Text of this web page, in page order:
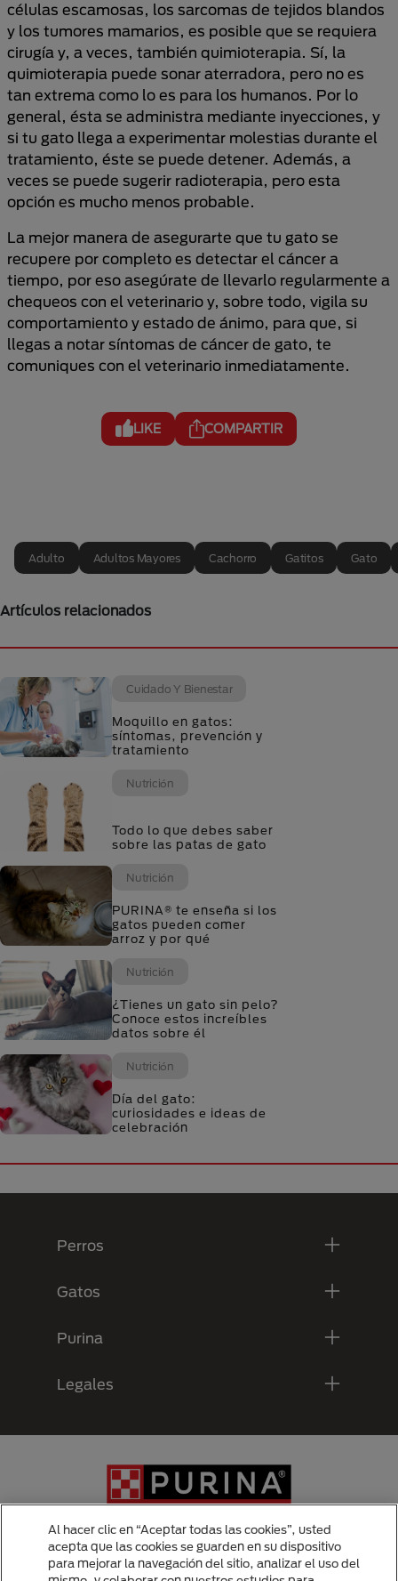
células escamosas, los sarcomas de tejidos blandos
y los tumores mamarios, es posible que se requiera
cirugía y, a veces, también quimioterapia. Sí, la
quimioterapia puede sonar aterradora, pero no es
tan extrema como lo es para los humanos. Por lo
general, ésta se administra mediante inyecciones, y
si tu gato llega a experimentar molestias durante el
tratamiento, éste se puede detener. Además, a
veces se puede sugerir radioterapia, pero esta
opción es mucho menos probable.
La mejor manera de asegurarte que tu gato se
recupere por completo es detectar el cáncer a
tiempo, por eso asegúrate de llevarlo regularmente a
chequeos con el veterinario y, sobre todo, vigila su
comportamiento y estado de ánimo, para que, si
llegas a notar síntomas de cáncer de gato, te
comuniques con el veterinario inmediatamente.
LIKE COMPARTIR
Adulto Adultos Mayores Cachorro Gatitos Gato
Artículos relacionados
Cuidado Y Bienestar
Moquillo en gatos:
síntomas, prevención y
tratamiento
Nutrición
Todo lo que debes saber
sobre las patas de gato
Nutrición
PURINA® te enseña si los
gatos pueden comer
arroz y por qué
Nutrición
¿Tienes un gato sin pelo?
Conoce estos increíbles
datos sobre él
Nutrición
Día del gato:
curiosidades e ideas de
celebración
Perros
Gatos
Purina
Legales
Menu Footer Secundario Purina
Al hacer clic en “Aceptar todas las cookies”, usted
acepta que las cookies se guarden en su dispositivo
para mejorar la navegación del sitio, analizar el uso del